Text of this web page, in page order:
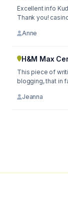
Excellent info
Thank you!
Anne
H&M Max
This piece of
blogging, that in
Jeanna